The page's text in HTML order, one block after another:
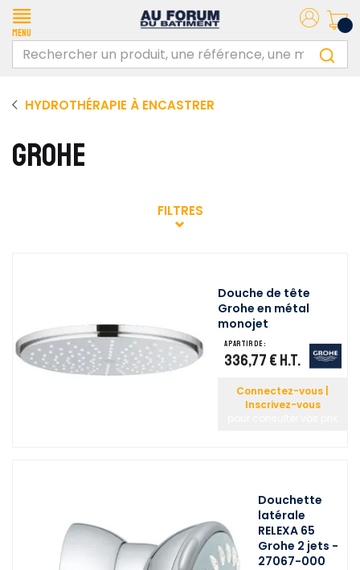
Menu
HYDROTHÉRAPIE À ENCASTRER
GROHE
FILTRES
Douche de tête
Grohe en métal
monojet
A partir de :
336,77 € H.T.
Connectez-vous |
Inscrivez-vous
Douchette
latérale
RELEXA 65
Grohe 2 jets -
27067-000